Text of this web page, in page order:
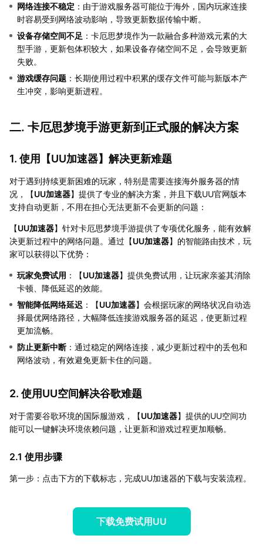
网络连接不稳定 ：由于游戏服务器可能位于海外，国内玩家连接
时容易受到网络波动影响，导致更新数据传输中断。
设备存储空间不足 ：卡厄思梦境作为一款融合多种游戏元素的大
型手游，更新包体积较大，如果设备存储空间不足，会导致更新
失败。
游戏缓存问题 ：长期使用过程中积累的缓存文件可能与新版本产
生冲突，影响更新进程。
二. 卡厄思梦境手游更新到正式服的解决方案
1. 使用【UU加速器】解决更新难题
对于遇到持续更新困难的玩家，特别是需要连接海外服务器的情
况，【UU加速器】提供了专业的解决方案，并且下载UU官网版本
支持自动更新，不用在担心无法更新不会更新的问题：
【UU加速器】针对卡厄思梦境手游提供了专项优化服务，能有效解
决更新过程中的网络问题。通过【UU加速器】的智能路由技术，玩
家可以获得以下优势：
玩家免费试用 ：【UU加速器】提供免费试用，让玩家亲鉴其消除
卡顿、降低延迟的效能。
智能降低网络延迟 ：【UU加速器】会根据玩家的网络状况自动选
择最优网络路径，大幅降低连接游戏服务器的延迟，使更新过程
更加流畅。
防止更新中断 ：通过稳定的网络连接，减少更新过程中的丢包和
网络波动，有效避免更新卡住的问题。
2. 使用UU空间解决谷歌难题
对于需要谷歌环境的国际服游戏，【UU加速器】提供的UU空间功
能可以一键解决环境依赖问题，让更新和游戏过程更加顺畅。
2.1 使用步骤
第一步：点击下方的下载标志，完成UU加速器的下载与安装流程。
下载免费试用UU